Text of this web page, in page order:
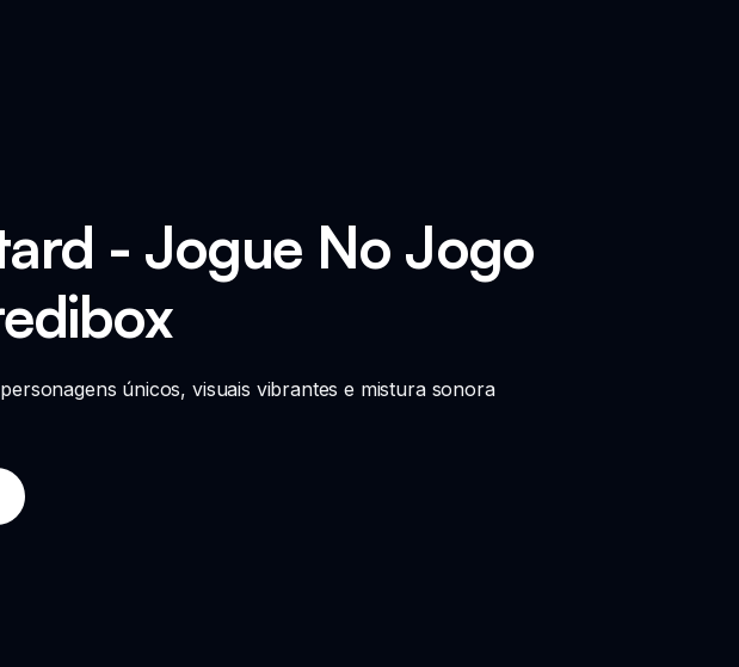
- Jogue No Jogo
únicos, visuais vibrantes e mistura sonora